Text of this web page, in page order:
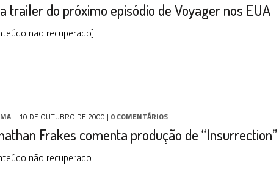
trailer do próximo episódio de Voyager nos EUA
não recuperado]
10 DE OUTUBRO DE 2000 | 0 COMENTÁRIOS
Frakes comenta produção de “Insurrection”
não recuperado]